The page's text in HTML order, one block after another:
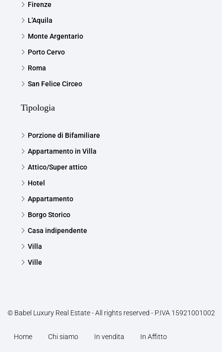
Firenze
L'Aquila
Monte Argentario
Porto Cervo
Roma
San Felice Circeo
Tipologia
Porzione di Bifamiliare
Appartamento in Villa
Attico/Super attico
Hotel
Appartamento
Borgo Storico
Casa indipendente
Villa
Ville
© Babel Luxury Real Estate - All rights reserved - P.IVA 15921001002
Home Chi siamo In vendita In Affitto